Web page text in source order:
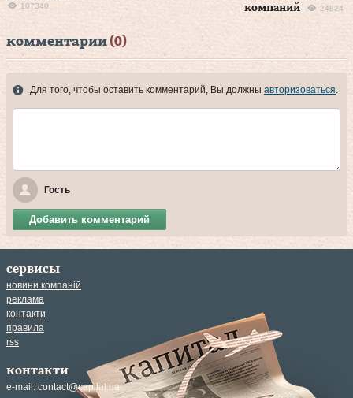
107340
компаний
24824
комментарии (0)
Для того, чтобы оставить комментарий, Вы должны авторизоваться
Гость
Добавить комментарий
сервисы
новини компаній
реклама
контакти
правила
rss
контакти
e-mail: contact@capital.ua